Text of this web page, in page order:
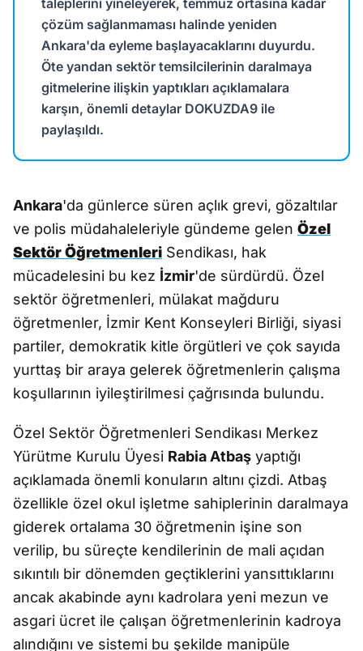
taleplerini yineleyerek, temmuz ortasına kadar
çözüm sağlanmaması halinde yeniden
Ankara'da eyleme başlayacaklarını duyurdu.
Öte yandan sektör temsilcilerinin daralmaya
gitmelerine ilişkin yaptıkları açıklamalara
karşın, önemli detaylar DOKUZDA9 ile
paylaşıldı.
Ankara'da günlerce süren açlık grevi, gözaltılar
ve polis müdahaleleriyle gündeme gelen Özel
Sektör Öğretmenleri Sendikası, hak
mücadelesini bu kez İzmir'de sürdürdü. Özel
sektör öğretmenleri, mülakat mağduru
öğretmenler, İzmir Kent Konseyleri Birliği, siyasi
partiler, demokratik kitle örgütleri ve çok sayıda
yurttaş bir araya gelerek öğretmenlerin çalışma
koşullarının iyileştirilmesi çağrısında bulundu.
Özel Sektör Öğretmenleri Sendikası Merkez
Yürütme Kurulu Üyesi Rabia Atbaş yaptığı
açıklamada önemli konuların altını çizdi. Atbaş
özellikle özel okul işletme sahiplerinin daralmaya
giderek ortalama 30 öğretmenin işine son
verilip, bu süreçte kendilerinin de mali açıdan
sıkıntılı bir dönemden geçtiklerini yansıttıklarını
ancak akabinde aynı kadrolara yeni mezun ve
asgari ücret ile çalışan öğretmenlerinin kadroya
alındığını ve sistemi bu şekilde manipüle